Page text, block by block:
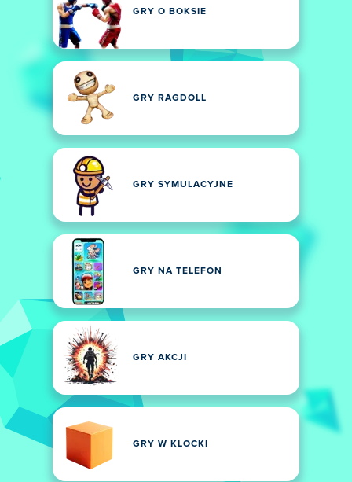
GRY O BOKSIE
GRY RAGDOLL
GRY SYMULACYJNE
GRY NA TELEFON
GRY AKCJI
GRY W KLOCKI